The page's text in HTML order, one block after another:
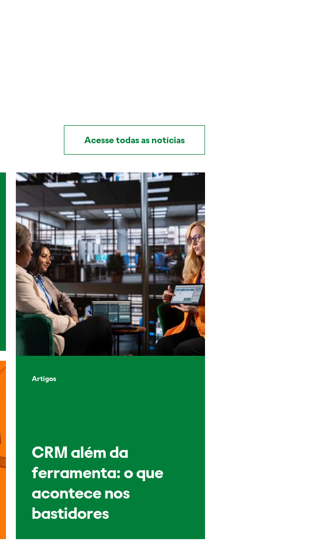
Acesse todas as notícias
Artigos
CRM além da
ferramenta: o que
acontece nos
bastidores